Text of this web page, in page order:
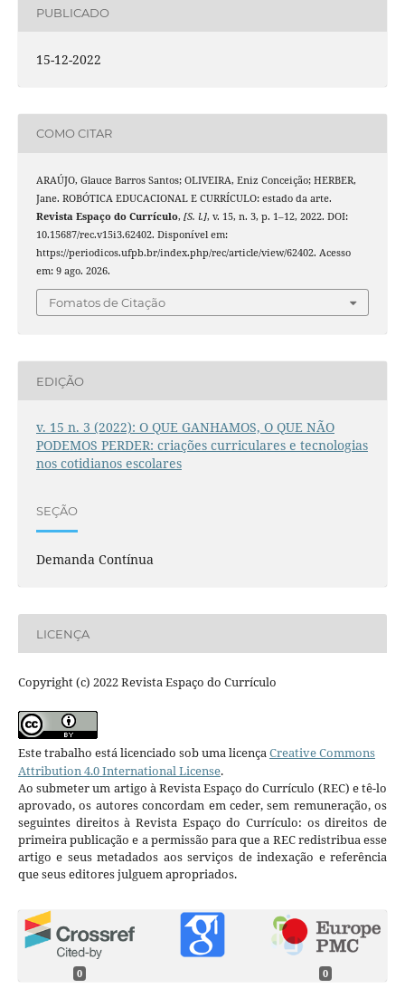
PUBLICADO
15-12-2022
COMO CITAR
ARAÚJO, Glauce Barros Santos; OLIVEIRA, Eniz Conceição; HERBER,
Jane. ROBÓTICA EDUCACIONAL E CURRÍCULO: estado da arte.
Revista Espaço do Currículo, [S. l.], v. 15, n. 3, p. 1–12, 2022. DOI:
10.15687/rec.v15i3.62402. Disponível em:
https://periodicos.ufpb.br/index.php/rec/article/view/62402. Acesso
em: 9 ago. 2026.
Fomatos de Citação
EDIÇÃO
v. 15 n. 3 (2022): O QUE GANHAMOS, O QUE NÃO
PODEMOS PERDER: criações curriculares e tecnologias
nos cotidianos escolares
SEÇÃO
Demanda Contínua
LICENÇA
Copyright (c) 2022 Revista Espaço do Currículo
Este trabalho está licenciado sob uma licençaCreative Commons
Attribution 4.0 International License.
Ao submeter um artigo à Revista Espaço do Currículo (REC) e tê-lo
aprovado, os autores concordam em ceder, sem remuneração, os
seguintes direitos à Revista Espaço do Currículo: os direitos de
primeira publicação e a permissão para que a REC redistribua esse
artigo e seus metadados aos serviços de indexação e referência
que seus editores julguem apropriados.
0 0